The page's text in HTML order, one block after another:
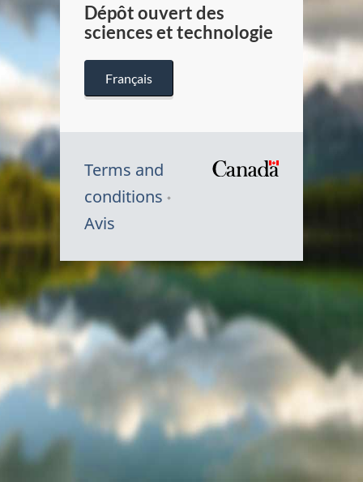
Dépôt ouvert des
sciences et technologie
Français
Terms and
conditions
Avis
Symbole
du